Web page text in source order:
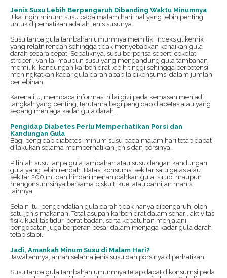
Jenis Susu Lebih Berpengaruh Dibanding Waktu Minumnya
Jika ingin minum susu pada malam hari, hal yang lebih penting
untuk diperhatikan adalah jenis susunya.
Susu tanpa gula tambahan umumnya memiliki indeks glikemik
yang relatif rendah sehingga tidak menyebabkan kenaikan gula
darah secara cepat. Sebaliknya, susu berperisa seperti cokelat,
stroberi, vanila, maupun susu yang mengandung gula tambahan
memiliki kandungan karbohidrat lebih tinggi sehingga berpotensi
meningkatkan kadar gula darah apabila dikonsumsi dalam jumlah
berlebihan.
Karena itu, membaca informasi nilai gizi pada kemasan menjadi
langkah yang penting, terutama bagi pengidap diabetes atau yang
sedang menjaga kadar gula darah.
Pengidap Diabetes Perlu Memperhatikan Porsi dan
Kandungan Gula
Bagi pengidap diabetes, minum susu pada malam hari tetap dapat
dilakukan selama memperhatikan jenis dan porsinya.
Pilihlah susu tanpa gula tambahan atau susu dengan kandungan
gula yang lebih rendah. Batasi konsumsi sekitar satu gelas atau
sekitar 200 ml dan hindari menambahkan gula, sirup, maupun
mengonsumsinya bersama biskuit, kue, atau camilan manis
lainnya.
Selain itu, pengendalian gula darah tidak hanya dipengaruhi oleh
satu jenis makanan. Total asupan karbohidrat dalam sehari, aktivitas
fisik, kualitas tidur, berat badan, serta kepatuhan menjalani
pengobatan juga berperan besar dalam menjaga kadar gula darah
tetap stabil.
Jadi, Amankah Minum Susu di Malam Hari?
Jawabannya, aman selama jenis susu dan porsinya diperhatikan.
Susu tanpa gula tambahan umumnya tetap dapat dikonsumsi pada